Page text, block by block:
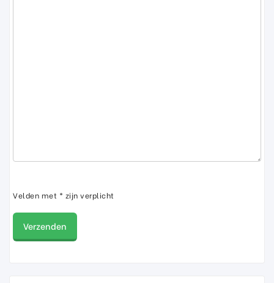
Velden met * zijn verplicht